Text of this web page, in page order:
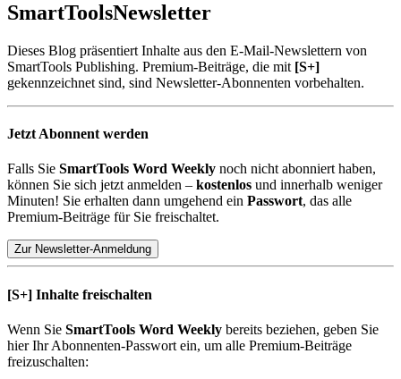
SmartToolsNewsletter
Dieses Blog präsentiert Inhalte aus den E-Mail-Newslettern von
SmartTools Publishing. Premium-Beiträge, die mit [S+]
gekennzeichnet sind, sind Newsletter-Abonnenten vorbehalten.
Jetzt Abonnent werden
Falls Sie SmartTools Word Weekly noch nicht abonniert haben,
können Sie sich jetzt anmelden – kostenlos und innerhalb weniger
Minuten! Sie erhalten dann umgehend ein Passwort, das alle
Premium-Beiträge für Sie freischaltet.
Zur Newsletter-Anmeldung
[S+] Inhalte freischalten
Wenn Sie SmartTools Word Weekly bereits beziehen, geben Sie
hier Ihr Abonnenten-Passwort ein, um alle Premium-Beiträge
freizuschalten: